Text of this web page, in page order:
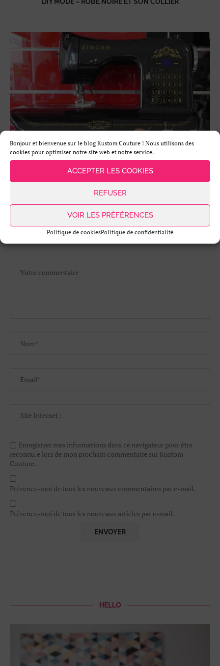
Bonjour et bienvenue sur le blog Kustom Couture ! Nous utilisons des
cookies pour optimiser notre site web et notre service.
ACCEPTER LES COOKIES
REFUSER
VOIR LES PRÉFÉRENCES
Politique de cookiesPolitique de confidentialité
DIY MODE – ROBE NOIRE ET SON COLLIER
LAISSER UN PETIT MOT
Enregistrer mes informations dans ce navigateur pour être
reconnu.e lors de mon prochain commentaire sur Kustom
Couture.
Prévenez-moi de tous les nouveaux commentaires par e-mail.
Prévenez-moi de tous les nouveaux articles par e-mail.
HELLO